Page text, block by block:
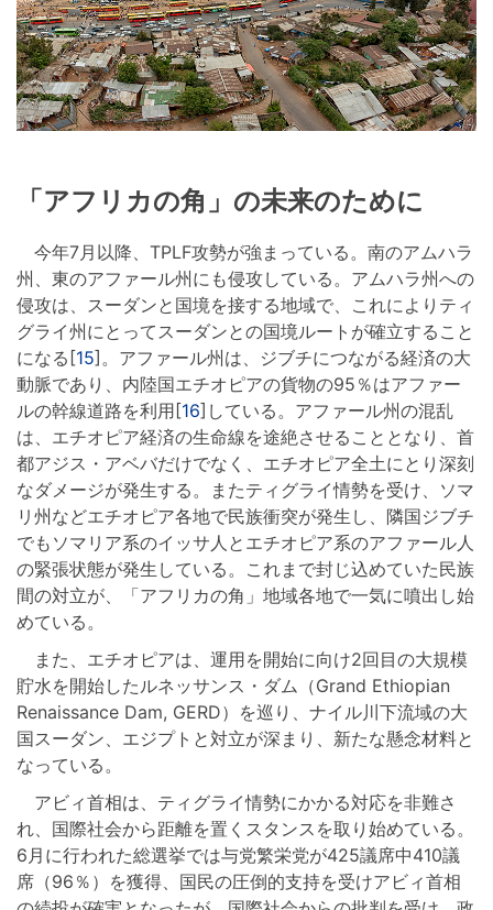
「アフリカの角」の未来のために
今年7月以降、TPLF攻勢が強まっている。南のアムハラ
州、東のアファール州にも侵攻している。アムハラ州への
侵攻は、スーダンと国境を接する地域で、これによりティ
グライ州にとってスーダンとの国境ルートが確立すること
になる[15]。アファール州は、ジブチにつながる経済の大
動脈であり、内陸国エチオピアの貨物の95％はアファー
ルの幹線道路を利用[16]している。アファール州の混乱
は、エチオピア経済の生命線を途絶させることとなり、首
都アジス・アベバだけでなく、エチオピア全土にとり深刻
なダメージが発生する。またティグライ情勢を受け、ソマ
リ州などエチオピア各地で民族衝突が発生し、隣国ジブチ
でもソマリア系のイッサ人とエチオピア系のアファール人
の緊張状態が発生している。これまで封じ込めていた民族
間の対立が、「アフリカの角」地域各地で一気に噴出し始
めている。
また、エチオピアは、運用を開始に向け2回目の大規模
貯水を開始したルネッサンス・ダム（Grand Ethiopian
Renaissance Dam, GERD）を巡り、ナイル川下流域の大
国スーダン、エジプトと対立が深まり、新たな懸念材料と
なっている。
アビィ首相は、ティグライ情勢にかかる対応を非難さ
れ、国際社会から距離を置くスタンスを取り始めている。
6月に行われた総選挙では与党繁栄党が425議席中410議
席（96％）を獲得、国民の圧倒的支持を受けアビィ首相